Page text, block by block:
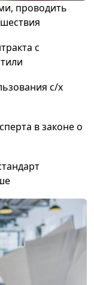
проводить
с
с/х
в законе о